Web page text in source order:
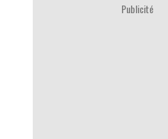
Publicité